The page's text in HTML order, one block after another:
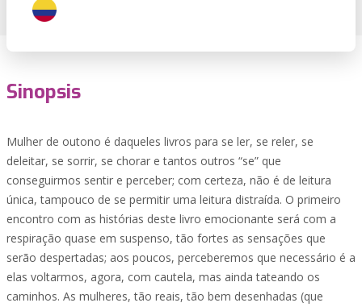
Sinopsis
Mulher de outono é daqueles livros para se ler, se reler, se
deleitar, se sorrir, se chorar e tantos outros “se” que
conseguirmos sentir e perceber; com certeza, não é de leitura
única, tampouco de se permitir uma leitura distraída. O primeiro
encontro com as histórias deste livro emocionante será com a
respiração quase em suspenso, tão fortes as sensações que
serão despertadas; aos poucos, perceberemos que necessário é a
elas voltarmos, agora, com cautela, mas ainda tateando os
caminhos. As mulheres, tão reais, tão bem desenhadas (que